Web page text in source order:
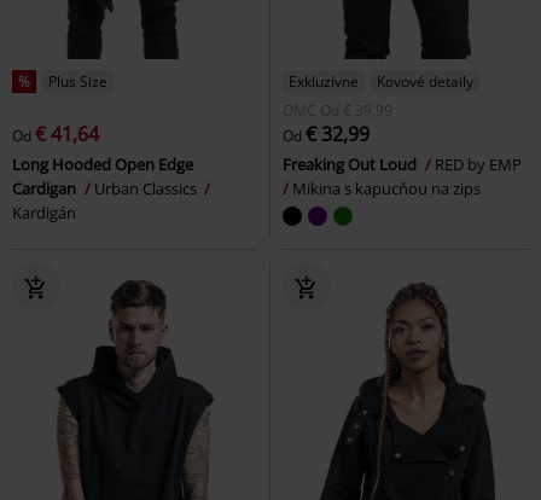
% Plus Size
Od € 41,64
Long Hooded Open Edge
Cardigan
Urban Classics
Kardigán
Exkluzívne
Kovové detaily
OMC Od € 39,99
Od € 32,99
Freaking Out Loud
RED by EMP
Mikina s kapucňou na zips